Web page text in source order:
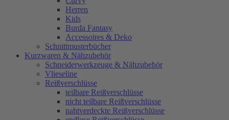
Herren
Kids
Burda Fantasy
Accessoires & Deko
Schnittmusterbücher
Kurzwaren & Nähzubehör
Schneiderwerkzeuge & Nähzubehör
Vlieseline
Reißverschlüsse
teilbare Reißverschlüsse
nicht teilbare Reißverschlüsse
nahtverdeckte Reißverschlüsse